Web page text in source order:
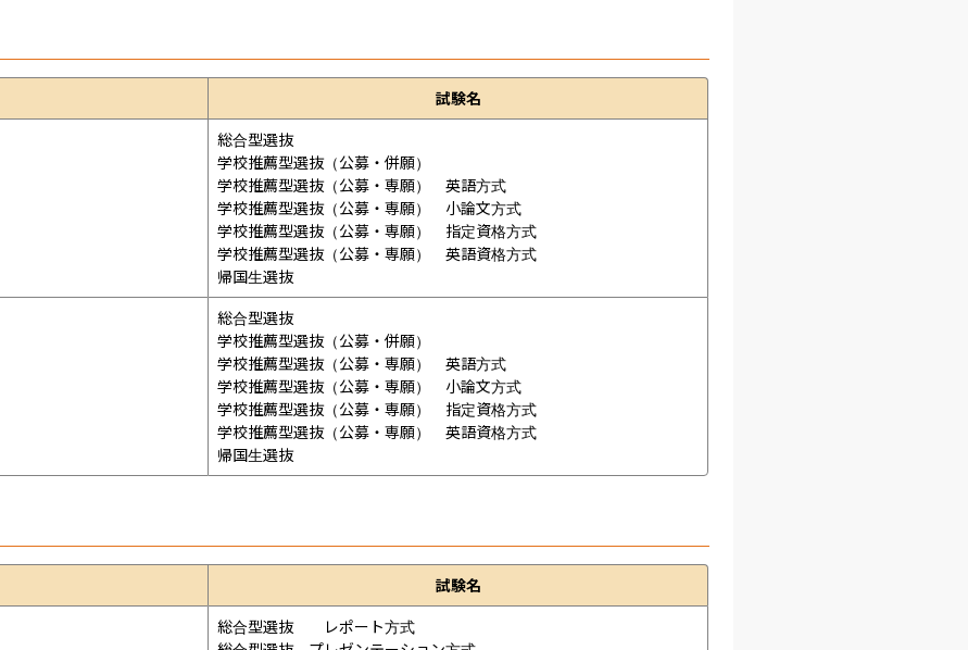
試験名
総合型選抜
学校推薦型選抜（公募・併願）
学校推薦型選抜（公募・専願）　英語方式
学校推薦型選抜（公募・専願）　小論文方式
学校推薦型選抜（公募・専願）　指定資格方式
学校推薦型選抜（公募・専願）　英語資格方式
帰国生選抜
総合型選抜
学校推薦型選抜（公募・併願）
学校推薦型選抜（公募・専願）　英語方式
学校推薦型選抜（公募・専願）　小論文方式
学校推薦型選抜（公募・専願）　指定資格方式
学校推薦型選抜（公募・専願）　英語資格方式
帰国生選抜
試験名
総合型選抜　　レポート方式